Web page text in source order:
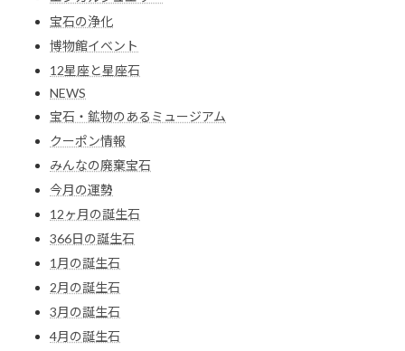
宝石の浄化
博物館イベント
12星座と星座石
NEWS
宝石・鉱物のあるミュージアム
クーポン情報
みんなの廃棄宝石
今月の運勢
12ヶ月の誕生石
366日の誕生石
1月の誕生石
2月の誕生石
3月の誕生石
4月の誕生石